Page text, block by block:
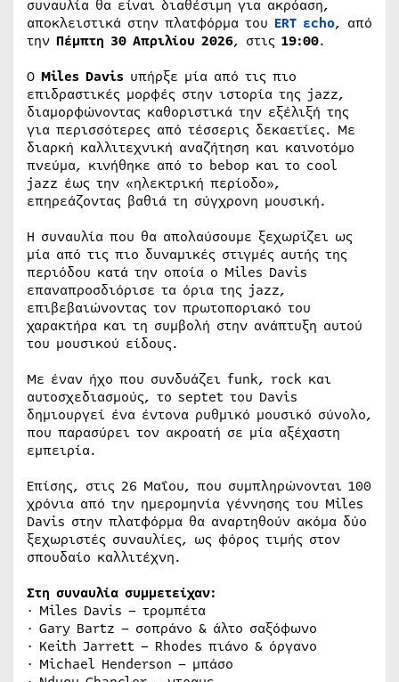
συναυλία θα είναι διαθέσιμη για ακρόαση,
αποκλειστικά στην πλατφόρμα του ERT εcho, από
την Πέμπτη 30 Απριλίου 2026, στις 19:00.
Ο Miles Davis υπήρξε μία από τις πιο
επιδραστικές μορφές στην ιστορία της jazz,
διαμορφώνοντας καθοριστικά την εξέλιξή της
για περισσότερες από τέσσερις δεκαετίες. Με
διαρκή καλλιτεχνική αναζήτηση και καινοτόμο
πνεύμα, κινήθηκε από το bebop και το cool
jazz έως την «ηλεκτρική περίοδο»,
επηρεάζοντας βαθιά τη σύγχρονη μουσική.
Η συναυλία που θα απολαύσουμε ξεχωρίζει ως
μία από τις πιο δυναμικές στιγμές αυτής της
περιόδου κατά την οποία ο Miles Davis
επαναπροσδιόρισε τα όρια της jazz,
επιβεβαιώνοντας τον πρωτοποριακό του
χαρακτήρα και τη συμβολή στην ανάπτυξη αυτού
του μουσικού είδους.
Με έναν ήχο που συνδυάζει funk, rock και
αυτοσχεδιασμούς, το septet του Davis
δημιουργεί ένα έντονα ρυθμικό μουσικό σύνολο,
που παρασύρει τον ακροατή σε μία αξέχαστη
εμπειρία.
Επίσης, στις 26 Μαΐου, που συμπληρώνονται 100
χρόνια από την ημερομηνία γέννησης του Miles
Davis στην πλατφόρμα θα αναρτηθούν ακόμα δύο
ξεχωριστές συναυλίες, ως φόρος τιμής στον
σπουδαίο καλλιτέχνη.
Στη συναυλία συμμετείχαν:
· Miles Davis – τρομπέτα
· Gary Bartz – σοπράνο & άλτο σαξόφωνο
· Keith Jarrett – Rhodes πιάνο & όργανο
· Michael Henderson – μπάσο